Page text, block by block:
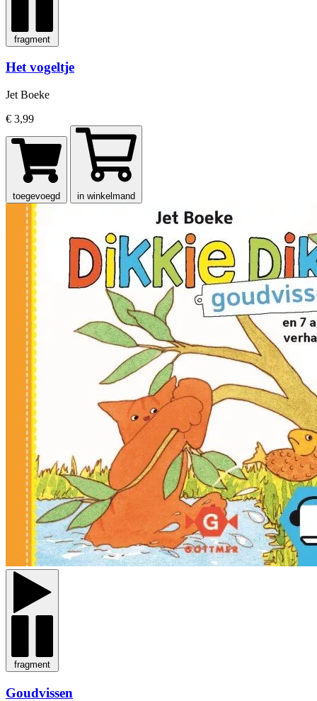
fragment
Het vogeltje
Jet Boeke
€ 3,99
toegevoegd in winkelmand
fragment
Goudvissen